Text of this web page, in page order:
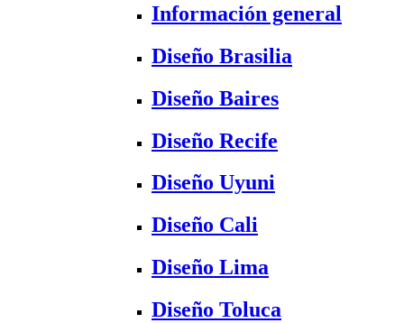
Información general
Diseño Brasilia
Diseño Baires
Diseño Recife
Diseño Uyuni
Diseño Cali
Diseño Lima
Diseño Toluca